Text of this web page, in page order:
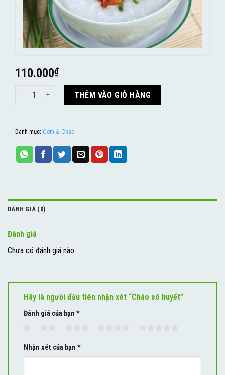
110.000₫
Cháo sò huyết số lượngTHÊM VÀO GIỎ HÀNG
Danh mục: Cơm & Cháo
ĐÁNH GIÁ (0)
Đánh giá
Chưa có đánh giá nào.
Hãy là người đầu tiên nhận xét “Cháo sò huyết”
Đánh giá của bạn *
Nhận xét của bạn *